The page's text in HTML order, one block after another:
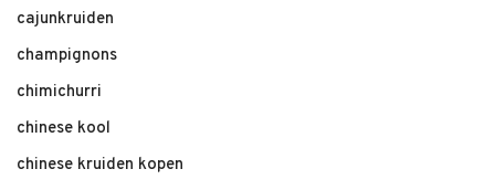
cajunkruiden
champignons
chimichurri
chinese kool
chinese kruiden kopen